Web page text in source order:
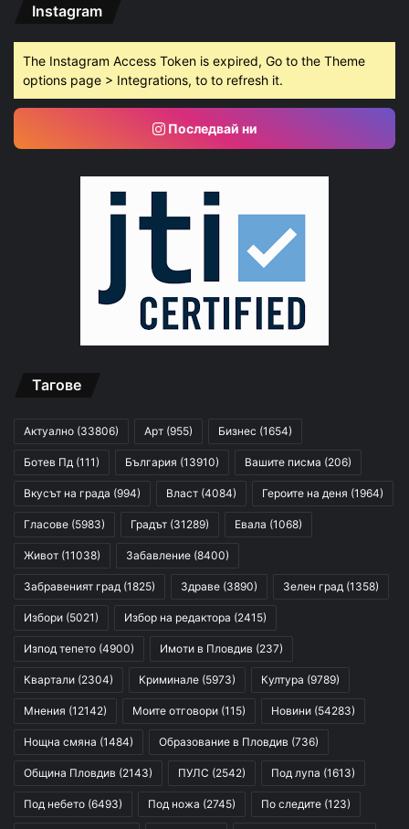
Instagram
The Instagram Access Token is expired, Go to the Theme
options page > Integrations, to to refresh it.
Последвай ни
Тагове
Актуално (33806) Арт (955) Бизнес (1654)
Ботев Пд (111) България (13910) Вашите писма (206)
Вкусът на града (994) Власт (4084) Героите на деня (1964)
Гласове (5983) Градът (31289) Евала (1068)
Живот (11038) Забавление (8400)
Забравеният град (1825) Здраве (3890) Зелен град (1358)
Избори (5021) Избор на редактора (2415)
Изпод тепето (4900) Имоти в Пловдив (237)
Квартали (2304) Криминале (5973) Култура (9789)
Мнения (12142) Моите отговори (115) Новини (54283)
Нощна смяна (1484) Образование в Пловдив (736)
Община Пловдив (2143) ПУЛС (2542) Под лупа (1613)
Под небето (6493) Под ножа (2745) По следите (123)